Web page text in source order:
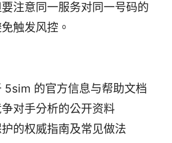
注意同一服务对同一号码的
触发风控。
5sim 的官方信息与帮助文档
对手分析的公开资料
的权威指南及常见做法